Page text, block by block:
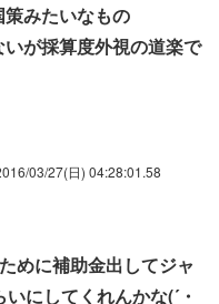
みたいなもの
が採算度外視の道楽で
03/27(日) 04:28:01.58
めに補助金出してジャ
にしてくれんかな(´・